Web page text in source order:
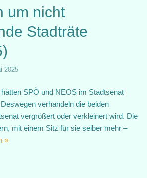
um nicht
Stadträte
2025
SPÖ und NEOS im Stadtsenat
verhandeln die beiden
vergrößert oder verkleinert wird. Die
mit einem Sitz für sie selber mehr –
»